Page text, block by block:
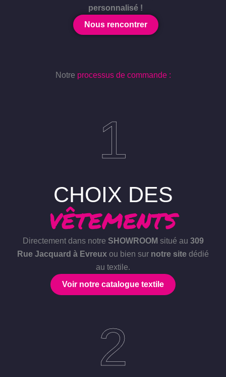
personnalisé !
Nous rencontrer
Notre processus de commande :
1
CHOIX DES
VÊTEMENTS
Directement dans notre SHOWROOM situé au 309
Rue Jacquard à Evreux ou bien sur notre site dédié
au textile.
Voir notre catalogue textile
2